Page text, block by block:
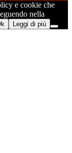
e cookie che
nella
Leggi di più